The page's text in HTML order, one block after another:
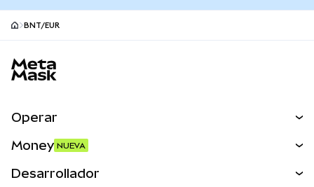
BNT/EUR
Operar
Money NUEVA
Desarrollador